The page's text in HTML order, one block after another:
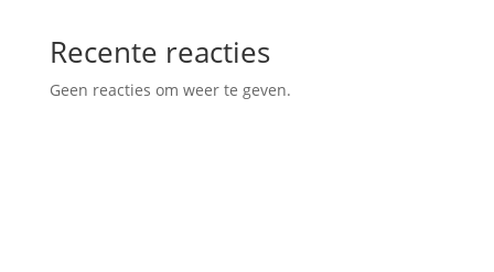
Recente reacties
Geen reacties om weer te geven.